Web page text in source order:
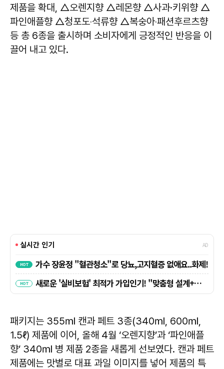
제품을 확대, △오렌지향 △레몬향 △사과·키위향 △
파인애플향 △청포도‧석류향 △복숭아‧패션후르츠향
등 총 6종을 출시하며 소비자에게 긍정적인 반응을 이
끌어 내고 있다.
패키지는 355㎖ 캔과 페트 3종(340㎖, 600㎖,
1.5ℓ) 제품에 이어, 올해 4월 ‘오렌지향’과 ‘파인애플
향’ 340㎖ 병 제품 2종을 새롭게 선보였다. 캔과 페트
제품에는 맛별로 대표 과일 이미지를 넣어 제품의 특